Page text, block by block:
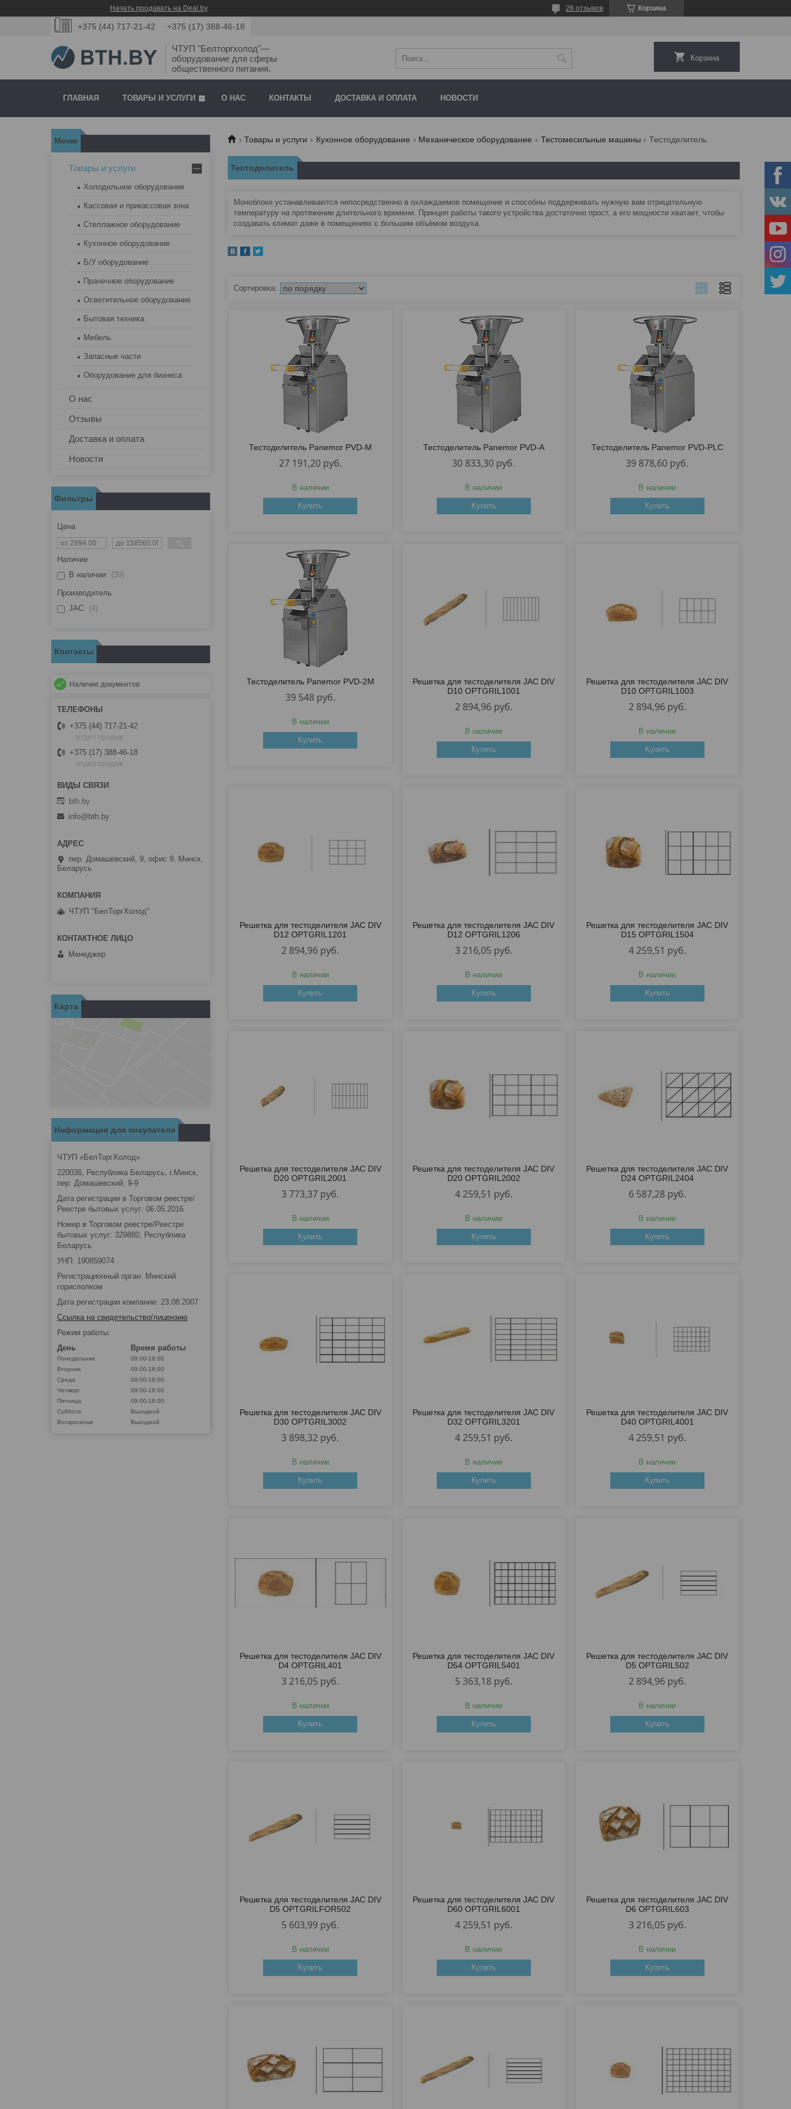
Начать продавать на Deal.by Корзина
28 отзывов
+375 (44) 717-21-42 +375 (17) 388-46-18
ЧТУП "Белторгхолод"—
оборудование для сферы
общественного питания.
Корзина
ГЛАВНАЯ ТОВАРЫ И УСЛУГИ О НАС КОНТАКТЫ ДОСТАВКА И ОПЛАТА НОВОСТИ
Товары и услуги Кухонное оборудование Механическое оборудование Тестомесильные машины Тестоделитель
Тестоделитель
Моноблоки устанавливаются непосредственно в охлаждаемое помещение и способны поддерживать нужную вам отрицательную
температуру на протяжении длительного времени. Принцип работы такого устройства достаточно прост, а его мощности хватает, чтобы
создавать климат даже в помещениях с большим объёмом воздуха.
Тестоделитель Panemor PVD-M
27 191,20 руб.
В наличии
Купить
Тестоделитель Panemor PVD-A
30 833,30 руб.
В наличии
Купить
Тестоделитель Panemor PVD-PLC
39 878,60 руб.
В наличии
Купить
Тестоделитель Panemor PVD-2M
39 548 руб.
В наличии
Купить
Решетка для тестоделителя JAC DIV
D10 OPTGRIL1001
2 894,96 руб.
В наличии
Купить
Решетка для тестоделителя JAC DIV
D10 OPTGRIL1003
2 894,96 руб.
В наличии
Купить
Решетка для тестоделителя JAC DIV
D12 OPTGRIL1201
2 894,96 руб.
В наличии
Купить
Решетка для тестоделителя JAC DIV
D12 OPTGRIL1206
3 216,05 руб.
В наличии
Купить
Решетка для тестоделителя JAC DIV
D15 OPTGRIL1504
4 259,51 руб.
В наличии
Купить
Решетка для тестоделителя JAC DIV
D20 OPTGRIL2001
3 773,37 руб.
В наличии
Купить
Решетка для тестоделителя JAC DIV
D20 OPTGRIL2002
4 259,51 руб.
В наличии
Купить
Решетка для тестоделителя JAC DIV
D24 OPTGRIL2404
6 587,28 руб.
В наличии
Купить
Решетка для тестоделителя JAC DIV
D30 OPTGRIL3002
3 898,32 руб.
В наличии
Купить
Решетка для тестоделителя JAC DIV
D32 OPTGRIL3201
4 259,51 руб.
В наличии
Купить
Решетка для тестоделителя JAC DIV
D40 OPTGRIL4001
4 259,51 руб.
В наличии
Купить
Решетка для тестоделителя JAC DIV
D4 OPTGRIL401
3 216,05 руб.
В наличии
Купить
Решетка для тестоделителя JAC DIV
D54 OPTGRIL5401
5 363,18 руб.
В наличии
Купить
Решетка для тестоделителя JAC DIV
D5 OPTGRIL502
2 894,96 руб.
В наличии
Купить
Решетка для тестоделителя JAC DIV
D5 OPTGRILFOR502
5 603,99 руб.
В наличии
Купить
Решетка для тестоделителя JAC DIV
D60 OPTGRIL6001
4 259,51 руб.
В наличии
Купить
Решетка для тестоделителя JAC DIV
D6 OPTGRIL603
3 216,05 руб.
В наличии
Купить
Товары и услуги
Холодильное оборудование
Кассовая и прикассовая зона
Стеллажное оборудование
Кухонное оборудование
Б/У оборудование
Прачечное оборудование
Осветительное оборудование
Бытовая техника
Мебель
Запасные части
Оборудование для бизнеса
О нас
Отзывы
Доставка и оплата
Новости
Фильтры
Цена
Наличие
В наличии
39
Производитель
JAC
4
Контакты
Наличие документов
+375 (44) 717-21-42
отдел продаж
+375 (17) 388-46-18
отдел продаж
bth.by
info@bth.by
пер. Домашевский, 9, офис 9, Минск,
Беларусь
ЧТУП "БелТоргХолод"
Менеджер
Карта
Информация для покупателя
ЧТУП «БелТоргХолод»
220036, Республика Беларусь, г.Минск,
пер. Домашевский, 9-9
Дата регистрации в Торговом реестре/
Реестре бытовых услуг: 06.05.2016
Номер в Торговом реестре/Реестре
бытовых услуг: 329880, Республика
Беларусь
УНП: 190859074
Регистрационный орган: Минский
горисполком
Дата регистрации компании: 23.08.2007
Ссылка на свидетельство/лицензию
Режим работы:
День
Время работы
Понедельник
09:00-18:00
Вторник
09:00-18:00
Среда
09:00-18:00
Четверг
09:00-18:00
Пятница
09:00-18:00
Суббота
Выходной
Воскресенье
Выходной